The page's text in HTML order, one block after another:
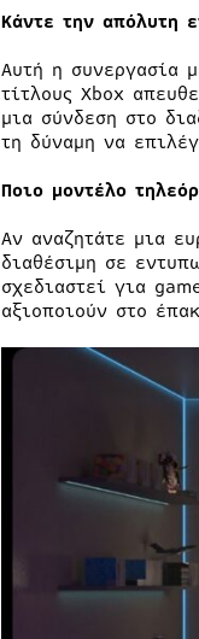
Κάντε την απόλυτη
Αυτή η συνεργασία
τίτλους Xbox
μια σύνδεση στο
τη δύναμη να
Ποιο μοντέλο
Αν αναζητάτε μια
διαθέσιμη σε
σχεδιαστεί για
αξιοποιούν στο